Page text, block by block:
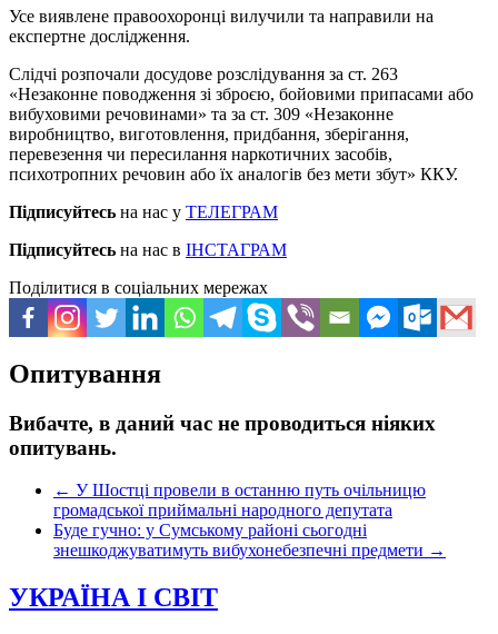
Усе виявлене правоохоронці вилучили та направили на
експертне дослідження.
Слідчі розпочали досудове розслідування за ст. 263
«Незаконне поводження зі зброєю, бойовими припасами або
вибуховими речовинами» та за ст. 309 «Незаконне
виробництво, виготовлення, придбання, зберігання,
перевезення чи пересилання наркотичних засобів,
психотропних речовин або їх аналогів без мети збут» ККУ.
Підписуйтесь на нас у ТЕЛЕГРАМ
Підписуйтесь на нас в ІНСТАГРАМ
Поділитися в соціальних мережах
Опитування
Вибачте, в даний час не проводиться ніяких
опитувань.
← У Шостці провели в останню путь очільницю
громадської приймальні народного депутата
Буде гучно: у Сумському районі сьогодні
знешкоджуватимуть вибухонебезпечні предмети →
УКРАЇНА І СВІТ